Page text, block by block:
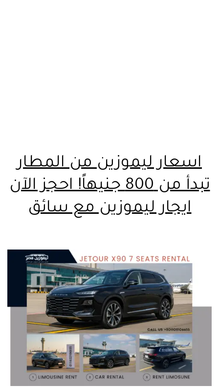
اسعار ليموزين من المطار
تبدأ من 800 جنيهاً! احجز الآن
ايجار ليموزين مع سائق